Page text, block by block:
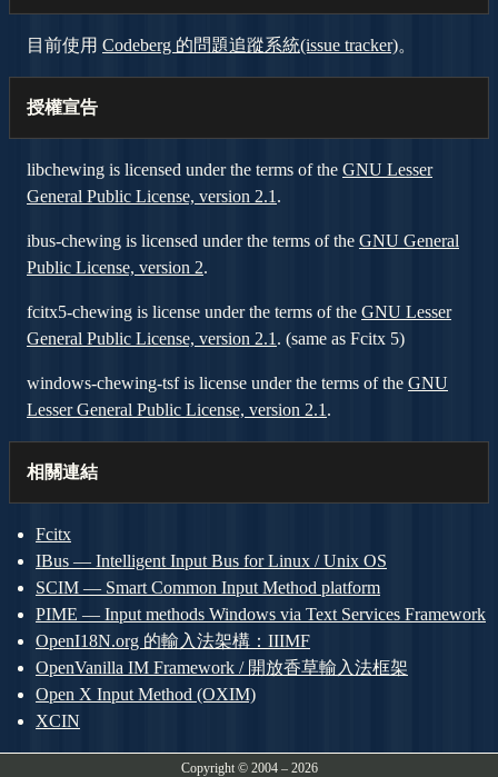
目前使用 Codeberg 的問題追蹤系統(issue tracker)。
授權宣告
libchewing is licensed under the terms of the GNU Lesser
General Public License, version 2.1 .
ibus-chewing is licensed under the terms of the GNU General
Public License, version 2.
fcitx5-chewing is license under the terms of the GNU Lesser
General Public License, version 2.1 . (same as Fcitx 5)
windows-chewing-tsf is license under the terms of the GNU
Lesser General Public License, version 2.1 .
相關連結
Fcitx
IBus — Intelligent Input Bus for Linux / Unix OS
SCIM — Smart Common Input Method platform
PIME — Input methods Windows via Text Services Framework
OpenI18N.org 的輸入法架構：IIIMF
OpenVanilla IM Framework / 開放香草輸入法框架
Open X Input Method (OXIM)
XCIN
Copyright © 2004 – 2026